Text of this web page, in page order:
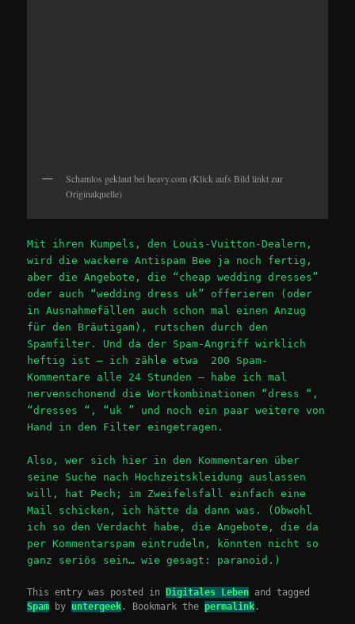
Schamlos geklaut bei heavy.com (Klick aufs Bild linkt zur
Originalquelle)
Mit ihren Kumpels, den Louis-Vuitton-Dealern,
wird die wackere Antispam Bee ja noch fertig,
aber die Angebote, die “cheap wedding dresses”
oder auch “wedding dress uk” offerieren (oder
in Ausnahmefällen auch schon mal einen Anzug
für den Bräutigam), rutschen durch den
Spamfilter. Und da der Spam-Angriff wirklich
heftig ist – ich zähle etwa 200 Spam-
Kommentare alle 24 Stunden – habe ich mal
nervenschonend die Wortkombinationen “dress “,
“dresses “, “uk ” und noch ein paar weitere von
Hand in den Filter eingetragen.
Also, wer sich hier in den Kommentaren über
seine Suche nach Hochzeitskleidung auslassen
will, hat Pech; im Zweifelsfall einfach eine
Mail schicken, ich hätte da dann was. (Obwohl
ich so den Verdacht habe, die Angebote, die da
per Kommentarspam eintrudeln, könnten nicht so
ganz seriös sein… wie gesagt: paranoid.)
This entry was posted in Digitales Leben and tagged
Spam by untergeek . Bookmark the permalink .